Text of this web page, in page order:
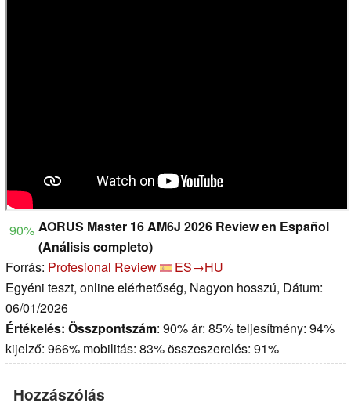
90% AORUS Master 16 AM6J 2026 Review en Español
(Análisis completo)
Forrás: Profesional Review
ES→HU
Egyéni teszt, online elérhetőség, Nagyon hosszú, Dátum:
06/01/2026
Értékelés: Összpontszám: 90% ár: 85% teljesítmény: 94%
kijelző: 966% mobilitás: 83% összeszerelés: 91%
Hozzászólás